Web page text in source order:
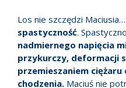
Los nie szczędzi
spastyczność.
nadmiernego napięcia
przykurczy, deformacji
przemieszaniem ciężaru
chodzenia. Maciuś nie